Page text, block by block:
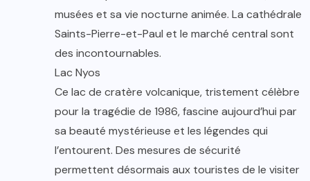
musées et sa vie nocturne animée. La cathédrale
Saints-Pierre-et-Paul et le marché central sont
des incontournables.
Lac Nyos
Ce lac de cratère volcanique, tristement célèbre
pour la tragédie de 1986, fascine aujourd’hui par
sa beauté mystérieuse et les légendes qui
l’entourent. Des mesures de sécurité
permettent désormais aux touristes de le visiter